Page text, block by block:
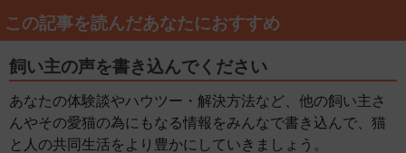
この記事を読んだあなたにおすすめ
飼い主の声を書き込んでください
あなたの体験談やハウツー・解決方法など、他の飼い主さ
んやその愛猫の為にもなる情報をみんなで書き込んで、猫
と人の共同生活をより豊かにしていきましょう。